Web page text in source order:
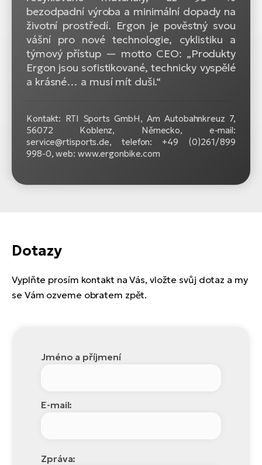
bezodpadní výroba a minimální dopady na
životní prostředí. Ergon je pověstný svou
vášní pro nové technologie, cyklistiku a
týmový přístup — motto CEO: „Produkty
Ergon jsou sofistikované, technicky vyspělé
a krásné… a musí mít duši.“
Kontakt: RTI Sports GmbH, Am Autobahnkreuz 7,
56072 Koblenz, Německo, e-mail:
service@rtisports.de, telefon: +49 (0)261 / 899
998‍-‍0, web: www.ergonbike.com
Dotazy
Vyplňte prosím kontakt na Vás, vložte svůj dotaz a my
se Vám ozveme obratem zpět.
Jméno a příjmení
E-mail:
Zpráva: